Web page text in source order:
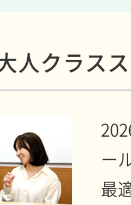
人クラス
ー
最